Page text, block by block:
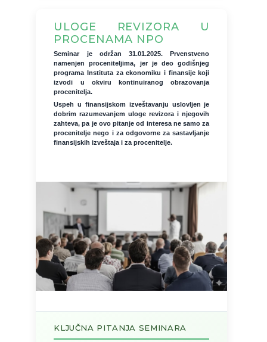
ULOGE REVIZORA U
PROCENAMA NPO
Seminar je održan 31.01.2025. Prvenstveno
namenjen proceniteljima, jer je deo godišnjeg
programa Instituta za ekonomiku i finansije koji
izvodi u okviru kontinuiranog obrazovanja
procenitelja.
Uspeh u finansijskom izveštavanju uslovljen je
dobrim razumevanjem uloge revizora i njegovih
zahteva, pa je ovo pitanje od interesa ne samo za
procenitelje nego i za odgovorne za sastavljanje
finansijskih izveštaja i za procenitelje.
KLJUČNA PITANJA SEMINARA